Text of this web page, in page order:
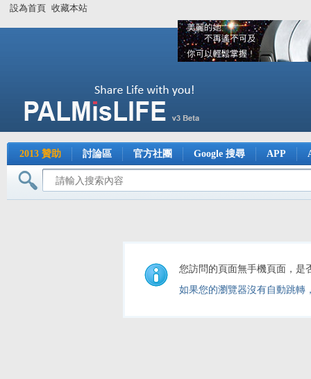
設為首頁 收藏本站
2013 贊助 討論區 官方社團 Google 搜尋 APP
您訪問的頁面無手機頁面，是
如果您的瀏覽器沒有自動跳轉